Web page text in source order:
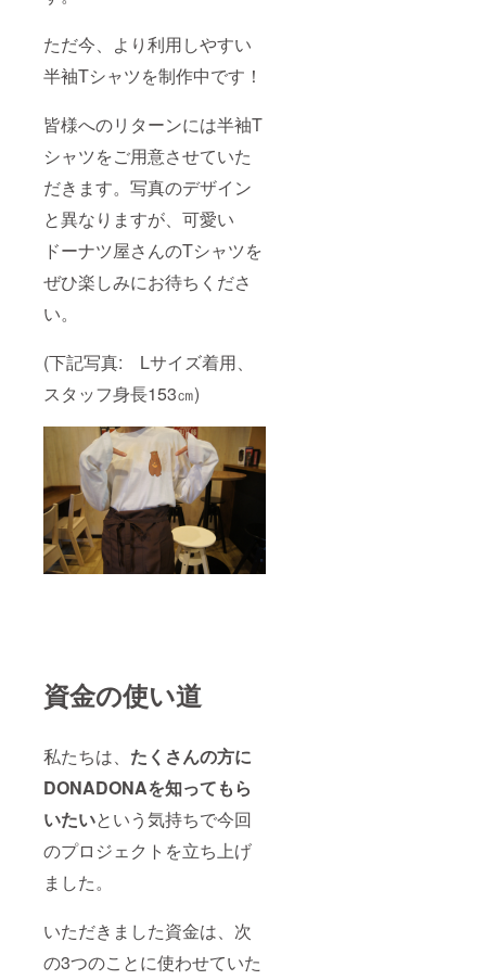
ただ今、より利用しやすい
半袖Tシャツを制作中です！
皆様へのリターンには半袖T
シャツをご用意させていた
だきます。写真のデザイン
と異なりますが、可愛い
ドーナツ屋さんのTシャツを
ぜひ楽しみにお待ちくださ
い。
(下記写真: Lサイズ着用、
スタッフ身長153㎝)
資金の使い道
私たちは、 たくさんの方に
DONADONAを知ってもら
いたいという気持ちで今回
のプロジェクトを立ち上げ
ました。
いただきました資金は、次
の3つのことに使わせていた